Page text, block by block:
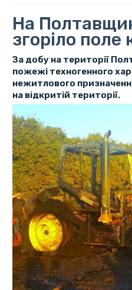
На
згоріло поле
За добу на території
пожежі техногенного
нежитлового
на відкритій території.